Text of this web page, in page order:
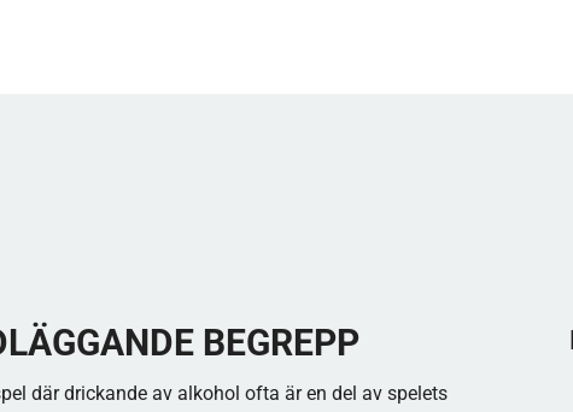
BEGREPP
där drickande av alkohol ofta är en del av spelets